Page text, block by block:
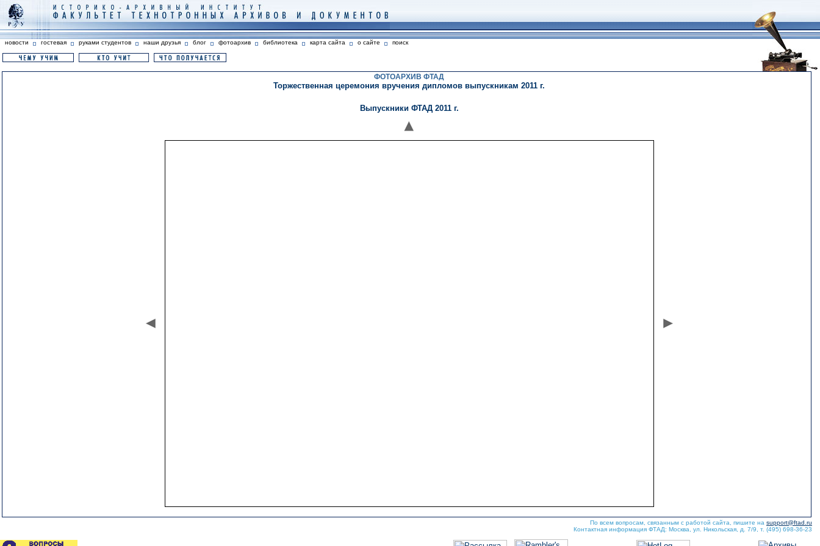
новости гостевая руками студентов наши друзья блог фотоархив библиотека карта сайта о сайте поиск
ФОТОАРХИВ ФТАД
Торжественная церемония вручения дипломов выпускникам 2011 г.
Выпускники ФТАД 2011 г.
По всем вопросам, связанным с работой сайта, пишите на support@ftad.ru
Контактная информация ФТАД: Москва, ул. Никольская, д. 7/9, т. (495) 698-36-23